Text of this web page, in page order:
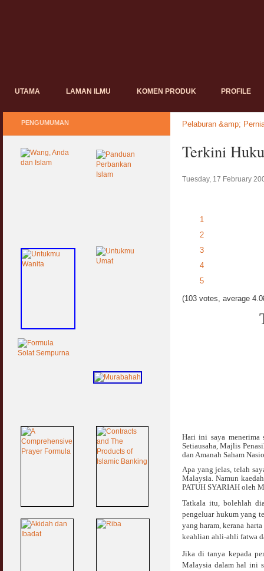
UTAMA LAMAN ILMU KOMEN PRODUK PROFILE
Pelaburan &amp;
Terkini
Tuesday, 17 February
1
2
3
4
5
(103 votes, average
Hari ini saya menerima
Setiausaha, Majlis
dan Amanah Saham
Apa yang jelas, telah
Malaysia. Namun
PATUH SYARIAH oleh
Tatkala itu, bolehlah
pengeluar hukum yang
yang haram, kerana
keahlian ahli-ahli fatwa
Jika di tanya kepada
Malaysia dalam hal ini
PENGUMUMAN